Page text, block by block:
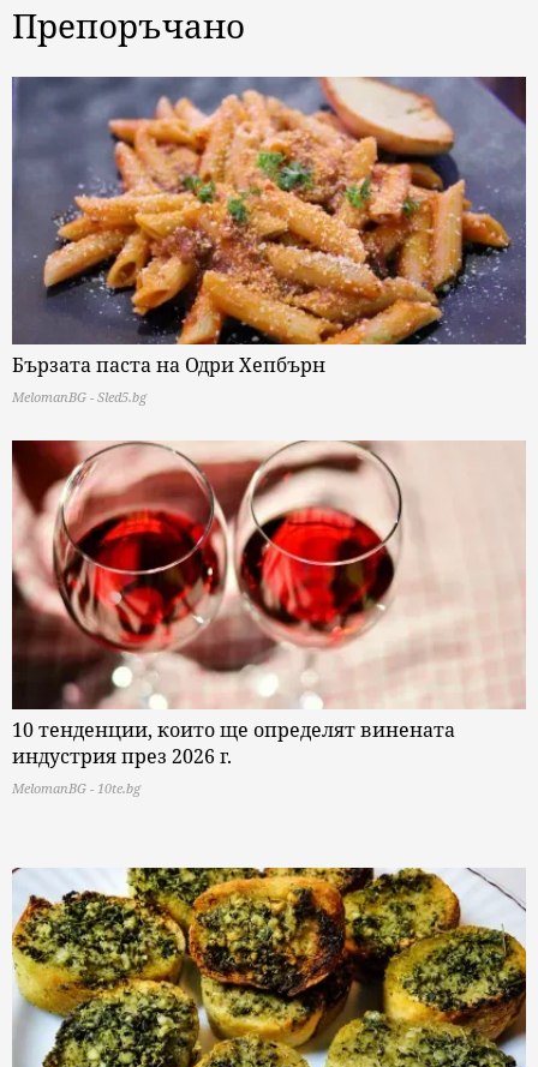
Препоръчано
Бързата паста на Одри Хепбърн
MelomanBG - Sled5.bg
10 тенденции, които ще определят винената
индустрия през 2026 г.
MelomanBG - 10te.bg